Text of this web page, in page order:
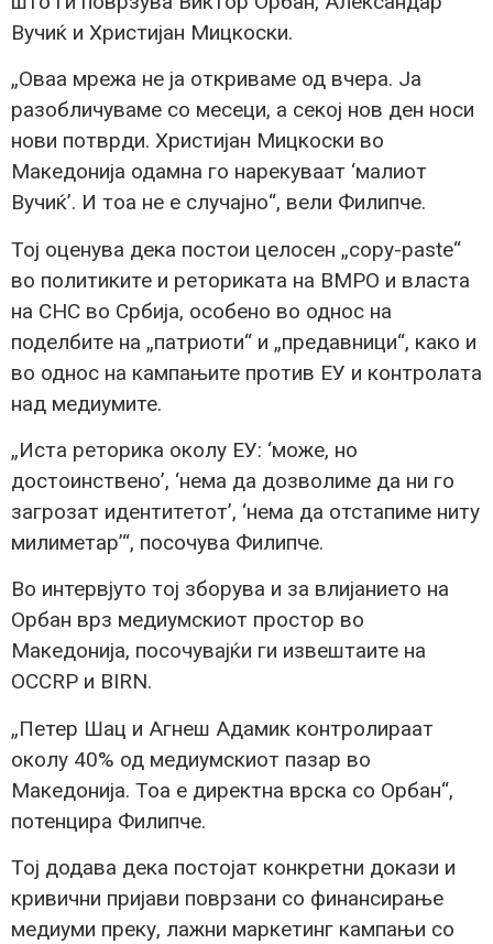
Вучиќ и Христијан Мицкоски.
„Оваа мрежа не ја откриваме од вчера. Ја
разобличуваме со месеци, а секој нов ден носи
нови потврди. Христијан Мицкоски во
Македонија одамна го нарекуваат ‘малиот
Вучиќ’. И тоа не е случајно“, вели Филипче.
Тој оценува дека постои целосен „copy-paste“
во политиките и реториката на ВМРО и власта
на СНС во Србија, особено во однос на
поделбите на „патриоти“ и „предавници“, како и
во однос на кампањите против ЕУ и контролата
над медиумите.
„Иста реторика околу ЕУ: ‘може, но
достоинствено’, ‘нема да дозволиме да ни го
загрозат идентитетот’, ‘нема да отстапиме ниту
милиметар’“, посочува Филипче.
Во интервјуто тој зборува и за влијанието на
Орбан врз медиумскиот простор во
Македонија, посочувајќи ги извештаите на
OCCRP и BIRN.
„Петер Шац и Агнеш Адамик контролираат
околу 40% од медиумскиот пазар во
Македонија. Тоа е директна врска со Орбан“,
потенцира Филипче.
Тој додава дека постојат конкретни докази и
кривични пријави поврзани со финансирање
медиуми преку, лажни маркетинг кампањи со